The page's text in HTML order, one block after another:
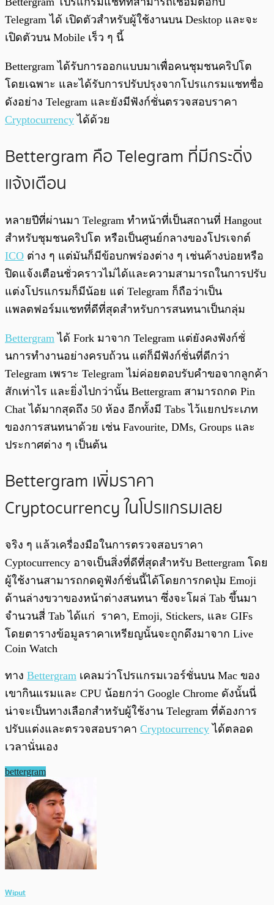
Telegram ได้ เปิดตัวสำหรับผู้ใช้งานบน Desktop และจะ
เปิดตัวบน Mobile เร็ว ๆ นี้
Bettergram ได้รับการออกแบบมาเพื่อคนชุมชนคริปโต
โดยเฉพาะ และได้รับการปรับปรุงจากโปรแกรมแชทชื่อ
ดังอย่าง Telegram และยังมีฟังก์ชั่นตรวจสอบราคา
Cryptocurrency ได้ด้วย
Bettergram คือ Telegram ที่มีกระดิ่ง
แจ้งเตือน
หลายปีที่ผ่านมา Telegram ทำหน้าที่เป็นสถานที่ Hangout
สำหรับชุมชนคริปโต หรือเป็นศูนย์กลางของโปรเจกต์
ICO ต่าง ๆ แต่มันก็มีข้อบกพร่องต่าง ๆ เช่นค้างบ่อยหรือ
ปิดแจ้งเตือนชั่วคราวไม่ได้และความสามารถในการปรับ
แต่งโปรแกรมก็มีน้อย แต่ Telegram ก็ถือว่าเป็น
แพลตฟอร์มแชทที่ดีที่สุดสำหรับการสนทนาเป็นกลุ่ม
Bettergram ได้ Fork มาจาก Telegram แต่ยังคงฟังก์ชั่
นการทำงานอย่างครบถ้วน แต่ก็มีฟังก์ชั่นที่ดีกว่า
Telegram เพราะ Telegram ไม่ค่อยตอบรับคำขอจากลูกค้า
สักเท่าไร และยิ่งไปกว่านั้น Bettergram สามารถกด Pin
Chat ได้มากสุดถึง 50 ห้อง อีกทั้งมี Tabs ไว้แยกประเภท
ของการสนทนาด้วย เช่น Favourite, DMs, Groups และ
ประกาศต่าง ๆ เป็นต้น
Bettergram เพิ่มราคา
Cryptocurrency ในโปรแกรมเลย
จริง ๆ แล้วเครื่องมือในการตรวจสอบราคา
Cyptocurrency อาจเป็นสิ่งที่ดีที่สุดสำหรับ Bettergram โดย
ผู้ใช้งานสามารถกดดูฟังก์ชั่นนี้ได้โดยการกดปุ่ม Emoji
ด้านล่างขวาของหน้าต่างสนทนา ซึ่งจะโผล่ Tab ขึ้นมา
จำนวนสี่ Tab ได้แก่ ราคา, Emoji, Stickers, และ GIFs
โดยตารางข้อมูลราคาเหรียญนั้นจะถูกดึงมาจาก Live
Coin Watch
ทาง Bettergram เคลมว่าโปรแกรมเวอร์ชั่นบน Mac ของ
เขากินแรมและ CPU น้อยกว่า Google Chrome ดังนั้นนี่
น่าจะเป็นทางเลือกสำหรับผู้ใช้งาน Telegram ที่ต้องการ
ปรับแต่งและตรวจสอบราคา Cryptocurrency ได้ตลอด
เวลานั่นเอง
bettergram
Wiput